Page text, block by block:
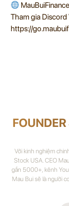
Tham gia Discord
https://
Với kinh nghiệm
Stock USA. CEO
gần 5000+, kênh
Mau Bui sẽ là người